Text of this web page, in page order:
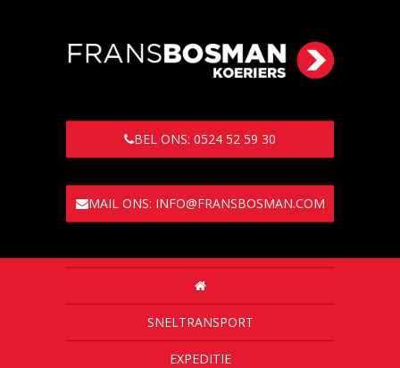
BEL ONS: 0524 52 59 30
MAIL ONS: INFO@FRANSBOSMAN.COM
SNELTRANSPORT
EXPEDITIE